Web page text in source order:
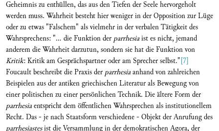
Geheimnis zu enthüllen, das aus den Tiefen der Seele hervorgeholt
werden muss. Wahrheit besteht hier weniger in der Opposition zur Lüge
oder zu etwas "Falschem" als vielmehr in der verbalen Tätigkeit des
Wahrsprechens: "... die Funktion der parrhesiaist es nicht, jemand
anderem die Wahrheit darzutun, sondern sie hat die Funktion von
Kritik: Kritik am Gesprächspartner oder am Sprecher selbst."[7]
Foucault beschreibt die Praxis der parrhesiaanhand von zahlreichen
Beispielen aus der antiken griechischen Literatur als Bewegung von
einer politischen zu einer persönlichen Technik. Die ältere Form der
parrhesiaentspricht dem öffentlichen Wahrsprechen als institutionellem
Recht. Das - je nach Staatsform verschiedene - Objekt der Anrufung des
parrhesiastesist die Versammlung in der demokratischen Agora, der